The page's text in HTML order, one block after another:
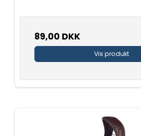
89,00 DKK
Vis produkt